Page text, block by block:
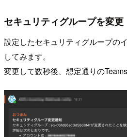
セキュリティグループを変更
設定したセキュリティグループの
してみます。
変更して数秒後、想定通りの